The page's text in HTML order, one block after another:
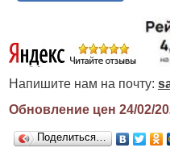
Напишите нам на почту:
Обновление цен 24/02/
Поделиться…